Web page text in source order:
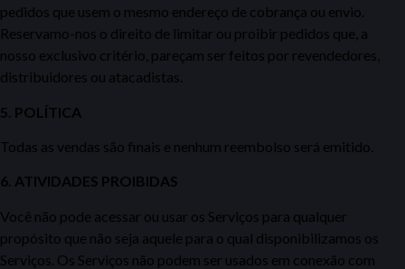
pedidos que usem o mesmo endereço de cobrança ou envio.
Reservamo-nos o direito de limitar ou proibir pedidos que, a
nosso exclusivo critério, pareçam ser feitos por revendedores,
distribuidores ou atacadistas.
5. POLÍTICA
Todas as vendas são finais e nenhum reembolso será emitido.
6. ATIVIDADES PROIBIDAS
Você não pode acessar ou usar os Serviços para qualquer
propósito que não seja aquele para o qual disponibilizamos os
Serviços. Os Serviços não podem ser usados em conexão com